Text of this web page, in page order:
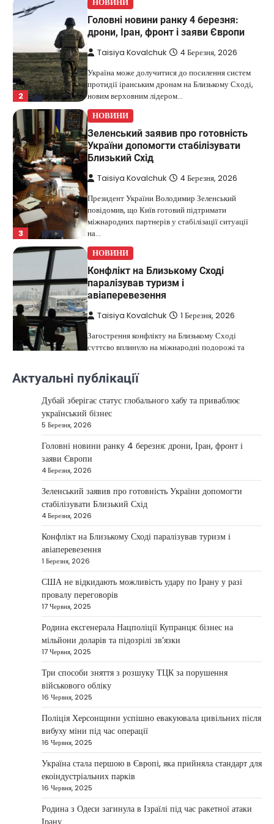
2
НОВИНИ
Головні новини ранку 4 березня:
дрони, Іран, фронт і заяви Європи
Taisiya Kovalchuk 4 Березня, 2026
Україна може долучитися до посилення систем
протидії іранським дронам на Близькому Сході,
новим верховним лідером…
3
НОВИНИ
Зеленський заявив про готовність
України допомогти стабілізувати
Близький Схід
Taisiya Kovalchuk 4 Березня, 2026
Президент України Володимир Зеленський
повідомив, що Київ готовий підтримати
міжнародних партнерів у стабілізації ситуації
на…
НОВИНИ
Конфлікт на Близькому Сході
паралізував туризм і
авіаперевезення
Taisiya Kovalchuk 1 Березня, 2026
Загострення конфлікту на Близькому Сході
суттєво вплинуло на міжнародні подорожі та
НОВИНИ
США не відкидають можливість
удару по Ірану у разі провалу
переговорів
Kolomysheva Anastasiya
17 Червня,
2025
У США не виключають застосування сили проти
Ірану, якщо дипломатичні переговори не
принесуть бажаних результатів.…
Дубай зберігає статус глобального
хабу та приваблює український
бізнес
Taisiya Kovalchuk 5 Березня, 2026
Дубай протягом багатьох років утримує статус
одного з найбільш привабливих міжнародних
центрів для ведення бізнесу…
НОВИНИ
Головні новини ранку 4 березня:
дрони, Іран, фронт і заяви Європи
Taisiya Kovalchuk
Україна може долучитися до посилення систем
протидії іранським дронам на Близькому Сході,
новим верховним лідером…
НОВИНИ
Зеленський заявив про готовність
України допомогти стабілізувати
Близький Схід
Taisiya Kovalchuk 4 Березня, 2026
Актуальні публікації
Дубай зберігає статус глобального хабу та приваблює
український бізнес
5 Березня, 2026
Головні новини ранку 4 березня: дрони, Іран, фронт і
заяви Європи
4 Березня, 2026
Зеленський заявив про готовність України допомогти
стабілізувати Близький Схід
4 Березня, 2026
Конфлікт на Близькому Сході паралізував туризм і
авіаперевезення
1 Березня, 2026
США не відкидають можливість удару по Ірану у разі
провалу переговорів
17 Червня, 2025
Родина ексгенерала Нацполіції Купранця: бізнес на
мільйони доларів та підозрілі зв’язки
17 Червня, 2025
Три способи зняття з розшуку ТЦК за порушення
військового обліку
16 Червня, 2025
Поліція Херсонщини успішно евакуювала цивільних після
вибуху міни під час операції
16 Червня, 2025
Україна стала першою в Європі, яка прийняла стандарт для
екоіндустріальних парків
16 Червня, 2025
Родина з Одеси загинула в Ізраїлі під час ракетної атаки
Ірану